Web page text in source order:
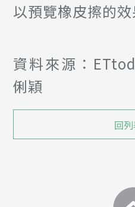
以預覽橡皮擦的效
資料來源：
俐穎
回